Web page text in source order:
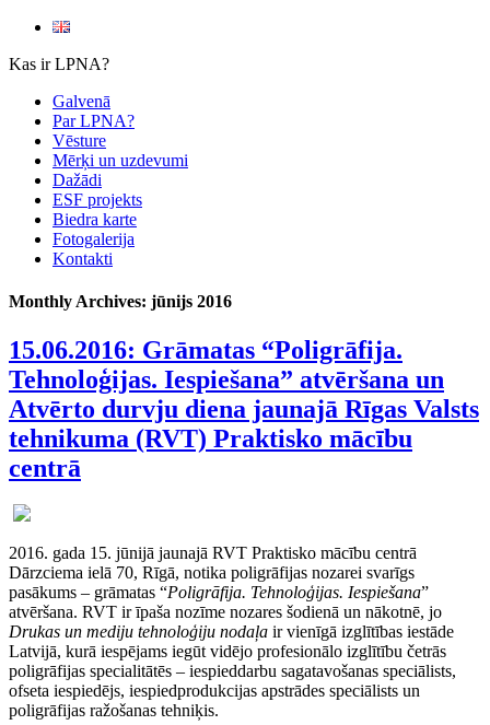
Kas ir LPNA?
Galvenā
Par LPNA?
Vēsture
Mērķi un uzdevumi
Dažādi
ESF projekts
Biedra karte
Fotogalerija
Kontakti
Monthly Archives: jūnijs 2016
15.06.2016: Grāmatas “Poligrāfija.
Tehnoloģijas. Iespiešana” atvēršana un
Atvērto durvju diena jaunajā Rīgas Valsts
tehnikuma (RVT) Praktisko mācību
centrā
2016. gada 15. jūnijā jaunajā RVT Praktisko mācību centrā
Dārzciema ielā 70, Rīgā, notika poligrāfijas nozarei svarīgs
pasākums – grāmatas “Poligrāfija. Tehnoloģijas. Iespiešana”
atvēršana. RVT ir īpaša nozīme nozares šodienā un nākotnē, jo
Drukas un mediju tehnoloģiju nodaļa ir vienīgā izglītības iestāde
Latvijā, kurā iespējams iegūt vidējo profesionālo izglītību četrās
poligrāfijas specialitātēs – iespieddarbu sagatavošanas speciālists,
ofseta iespiedējs, iespiedprodukcijas apstrādes speciālists un
poligrāfijas ražošanas tehniķis.